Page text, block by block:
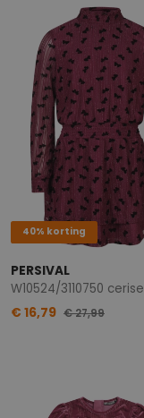
40% korting
PERSIVAL
W10524/3110750 cerise
€ 16,79 € 27,99